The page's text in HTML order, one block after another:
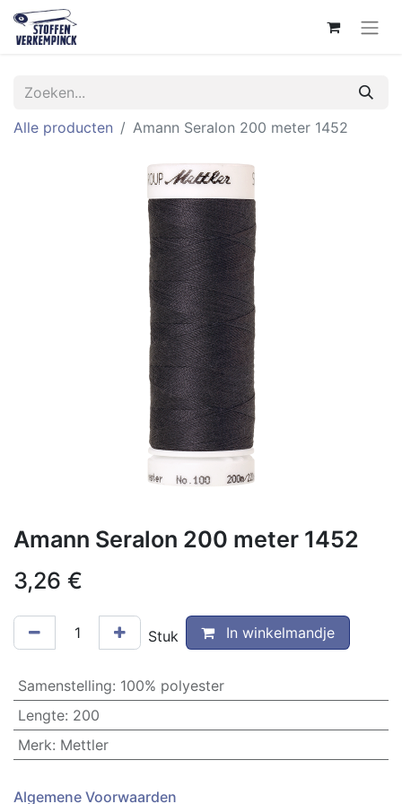
Alle producten Amann Seralon 200 meter 1452
Amann Seralon 200 meter 1452
3,26 €
Stuk In winkelmandje
Samenstelling: 100% polyester
Lengte: 200
Merk: Mettler
Algemene Voorwaarden